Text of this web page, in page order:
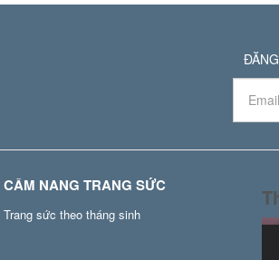
CẨM NANG TRANG SỨC
Trang sức theo tháng sinh